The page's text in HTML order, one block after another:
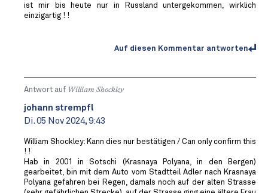
ist mir bis heute nur in Russland untergekommen, wirklich
einzigartig ! !
Auf diesen Kommentar antworten
Antwort auf William Shockley
johann strempfl
Di. 05 Nov 2024, 9:43
William Shockley: Kann dies nur bestätigen / Can only confirm this
! !
Hab in 2001 in Sotschi (Krasnaya Polyana, in den Bergen)
gearbeitet, bin mit dem Auto vom Stadtteil Adler nach Krasnaya
Polyana gefahren bei Regen, damals noch auf der alten Strasse